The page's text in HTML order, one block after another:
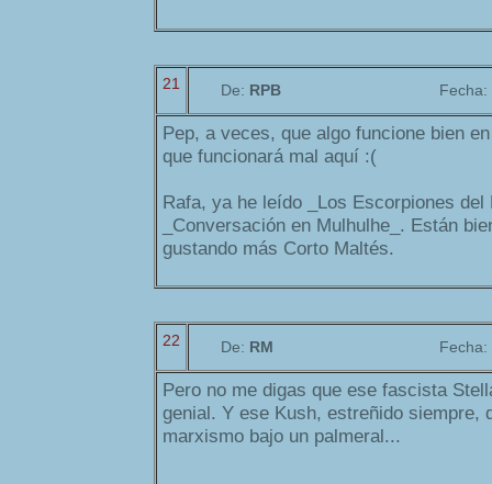
21 De: RPB Fecha:
Pep, a veces, que algo funcione bien
que funcionará mal aquí :(
Rafa, ya he leído _Los Escorpiones del
_Conversación en Mulhulhe_. Están
gustando más Corto Maltés.
22 De: RM Fecha:
Pero no me digas que ese fascista
genial. Y ese Kush, estreñido siempre,
marxismo bajo un palmeral...